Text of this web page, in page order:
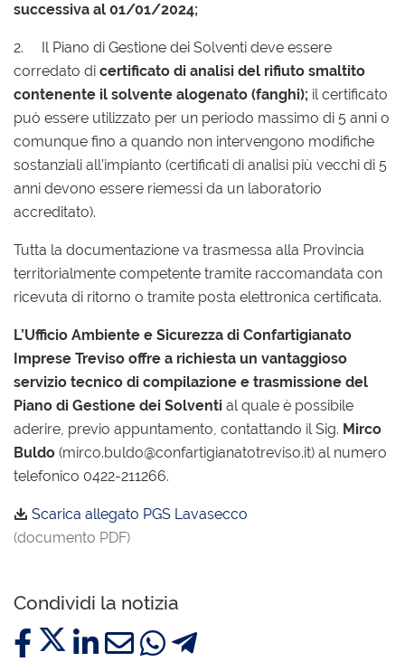
successiva al 01/01/2024;
2. Il Piano di Gestione dei Solventi deve essere
corredato di certificato di analisi del rifiuto smaltito
contenente il solvente alogenato (fanghi); il certificato
può essere utilizzato per un periodo massimo di 5 anni o
comunque fino a quando non intervengono modifiche
sostanziali all’impianto (certificati di analisi più vecchi di 5
anni devono essere riemessi da un laboratorio
accreditato).
Tutta la documentazione va trasmessa alla Provincia
territorialmente competente tramite raccomandata con
ricevuta di ritorno o tramite posta elettronica certificata.
L’Ufficio Ambiente e Sicurezza di Confartigianato
Imprese Treviso offre a richiesta un vantaggioso
servizio tecnico di compilazione e trasmissione del
Piano di Gestione dei Solventi al quale è possibile
aderire, previo appuntamento, contattando il Sig. Mirco
Buldo (mirco.buldo@confartigianatotreviso.it) al numero
telefonico 0422-211266.
Scarica allegato PGS Lavasecco
(documento PDF)
Condividi la notizia